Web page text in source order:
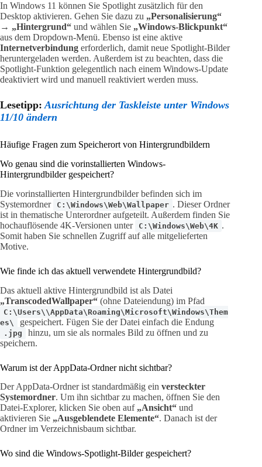
In Windows 11 können Sie Spotlight zusätzlich für den
Desktop aktivieren. Gehen Sie dazu zu „Personalisierung“
→ „Hintergrund“ und wählen Sie „Windows-Blickpunkt“
aus dem Dropdown-Menü. Ebenso ist eine aktive
Internetverbindung erforderlich, damit neue Spotlight-Bilder
heruntergeladen werden. Außerdem ist zu beachten, dass die
Spotlight-Funktion gelegentlich nach einem Windows-Update
deaktiviert wird und manuell reaktiviert werden muss.
Lesetipp: Ausrichtung der Taskleiste unter Windows
11/10 ändern
Häufige Fragen zum Speicherort von Hintergrundbildern
Wo genau sind die vorinstallierten Windows-
Hintergrundbilder gespeichert?
Die vorinstallierten Hintergrundbilder befinden sich im
Systemordner
C:\Windows\Web\Wallpaper . Dieser Ordner
ist in thematische Unterordner aufgeteilt. Außerdem finden Sie
hochauflösende 4K-Versionen unter
C:\Windows\Web\4K .
Somit haben Sie schnellen Zugriff auf alle mitgelieferten
Motive.
Wie finde ich das aktuell verwendete Hintergrundbild?
Das aktuell aktive Hintergrundbild ist als Datei
„TranscodedWallpaper“ (ohne Dateiendung) im Pfad
C:\Users\\AppData\Roaming\Microsoft\Windows\Them
es\
gespeichert. Fügen Sie der Datei einfach die Endung
.jpg
hinzu, um sie als normales Bild zu öffnen und zu
speichern.
Warum ist der AppData-Ordner nicht sichtbar?
Der AppData-Ordner ist standardmäßig ein versteckter
Systemordner. Um ihn sichtbar zu machen, öffnen Sie den
Datei-Explorer, klicken Sie oben auf „Ansicht“ und
aktivieren Sie „Ausgeblendete Elemente“. Danach ist der
Ordner im Verzeichnisbaum sichtbar.
Wo sind die Windows-Spotlight-Bilder gespeichert?